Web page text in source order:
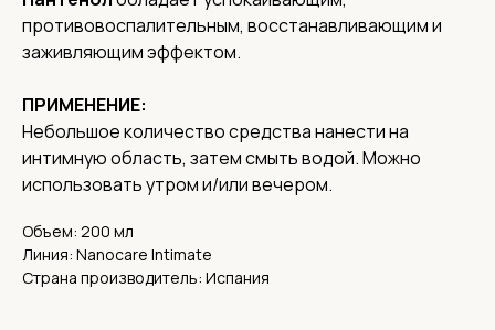
противовоспалительным, восстанавливающим и
заживляющим эффектом.
ПРИМЕНЕНИЕ:
Небольшое количество средства нанести на
интимную область, затем смыть водой. Можно
использовать утром и/или вечером.
Объем: 200 мл
Линия: Nanocare Intimate
Страна производитель: Испания
Доставка
Контакты
Адреса
г. Нижний Новгород, ул. Короленко, 32
Реквизиты
ИНН 5262359886,
ОГРН 1185275060838